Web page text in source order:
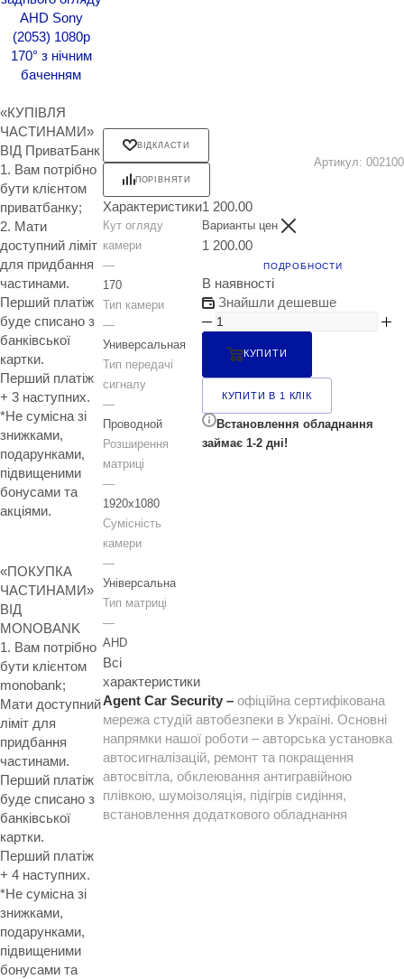
«КУПІВЛЯ
ЧАСТИНАМИ»
ВІД ПриватБанк
1. Вам потрібно
бути клієнтом
приватбанку;
2. Мати
доступний ліміт
для придбання
частинами.
Перший платіж
буде списано з
банківської
картки.
Перший платіж
+ 3 наступних.
*Не сумісна зі
знижками,
подарунками,
підвищеними
бонусами та
акціями.
«ПОКУПКА
ЧАСТИНАМИ»
ВІД
MONOBANK
1. Вам потрібно
бути клієнтом
monobank;
Мати доступний
ліміт для
придбання
частинами.
Перший платіж
буде списано з
банківської
картки.
Перший платіж
+ 4 наступних.
*Не сумісна зі
знижками,
подарунками,
підвищеними
бонусами та
ВІДКЛАСТИ
ПОРІВНЯТИ
Артикул: 002100
Характеристики
Кут огляду
камери
—
170
Тип камери
—
Универсальная
Тип передачі
сигналу
—
Проводной
Розширення
матриці
—
1920x1080
Сумісність
камери
—
Універсальна
Тип матриці
—
AHD
Всі
характеристики
1 200.00
Варианты цен
1 200.00
ПОДРОБНОСТИ
В наявності
Знайшли дешевше
КУПИТИ
КУПИТИ В 1 КЛІК
Встановлення обладнання
займає 1-2 дні!
Agent Car Security – офіційна сертифікована
мережа студій автобезпеки в Україні. Основні
напрямки нашої роботи – авторська установка
автосигналізацій, ремонт та покращення
автосвітла, обклеювання антигравійною
плівкою, шумоізоляція, підігрів сидіння,
встановлення додаткового обладнання